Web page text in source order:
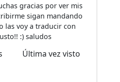
gracias por ver mis
sigan mandando
las voy a traducir con
:) saludos
Última vez visto